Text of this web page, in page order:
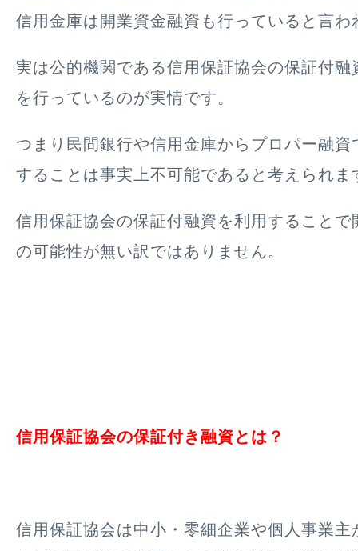
信用金庫は開業資金融資も行っていると言わ
実は公的機関である信用保証協会の保証付融
を行っているのが実情です。
つまり民間銀行や信用金庫からプロパー融資
することは事実上不可能であると考えられま
信用保証協会の保証付融資を利用することで
の可能性が無い訳ではありません。
信用保証協会の保証付き融資とは？
信用保証協会は中小・零細企業や個人事業主